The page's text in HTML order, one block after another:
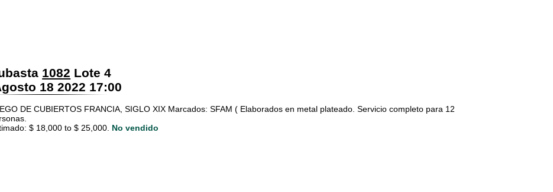
1082 Lote 4
18 2022 17:00
DE CUBIERTOS FRANCIA, SIGLO XIX Marcados: SFAM ( Elaborados en metal plateado. Servicio completo para 12
$ 18,000 to $ 25,000. No vendido